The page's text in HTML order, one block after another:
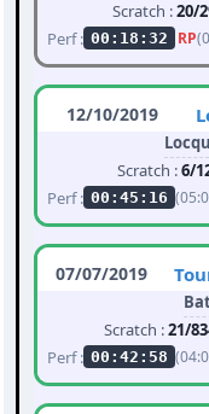
Scratch :20/
Perf : 00:18:32 RP
12/10/2019
Scratch :6/
Perf : 00:45:16
07/07/2019
Scratch :21/
Perf : 00:42:58